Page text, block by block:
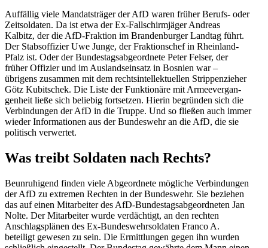
Auffällig viele Mandats­träger der AfD waren früher Berufs- oder
Zeitsol­daten. Da ist etwa der Ex-Fallschirm­jäger Andreas
Kalbitz, der die AfD-Fraktion im Branden­burger Landtag führt.
Der Stabs­of­fizier Uwe Junge, der Frakti­onschef in Rheinland-
Pfalz ist. Oder der Bundes­tags­ab­ge­ordnete Peter Felser, der
früher Offizier und im Auslands­einsatz in Bosnien war –
übrigens zusammen mit dem rechts­in­tel­lek­tu­ellen Strip­pen­zieher
Götz Kubit­schek. Die Liste der Funktionäre mit Armee­ver­gan­
genheit ließe sich beliebig fortsetzen. Hierin begründen sich die
Verbin­dungen der AfD in die Truppe. Und so fließen auch immer
wieder Infor­ma­tionen aus der Bundeswehr an die AfD, die sie
politisch verwertet.
Was treibt Soldaten nach Rechts?
Beunru­higend finden viele Abgeordnete mögliche Verbin­dungen
der AfD zu extremen Rechten in der Bundeswehr. Sie beziehen
das auf einen Mitar­beiter des AfD-Bundes­tags­ab­ge­ord­neten Jan
Nolte. Der Mitar­beiter wurde verdächtigt, an den rechten
Anschlags­plänen des Ex-Bundes­wehr­sol­daten Franco A.
beteiligt gewesen zu sein. Die Ermitt­lungen gegen ihn wurden